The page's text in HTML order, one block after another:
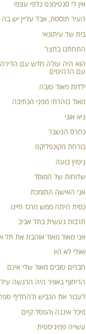
אין לי סנטימנט כלפי עצמי
העיר תוססת, אבל עדיין יש בה
בית של עיתונאי
התחתנו בחצר
הוא היה עולה חדש עם הדירה,
עם הרהיטים
ילדות מאוד טובה
מאוד נזהרתי מפני הכתיבה
גיא אוני
כחרס הנשבר
בורחת מקונפליקט
ניפוץ בועה
שלוחות של המוסד
אני האישה התומכת
כסית היתה ממש מרכז חיינו
תרבות נעשית בתל אביב
אני מאוד מאוד אוהבת את תל
ואולי לא היו
חברים טובים מאוד שלי אינם
הריחוף באוויר היה הרגשה
לעבור את הכביש ולהחליף
מיכל איננה והפסל קיים
עשייה פמיניסטית